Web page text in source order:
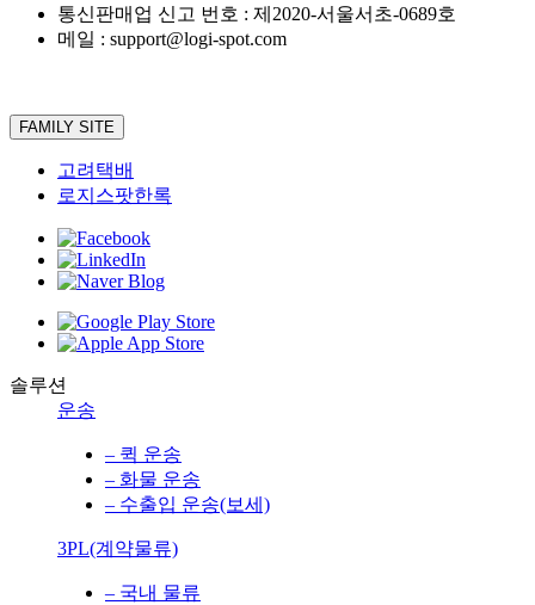
통신판매업 신고 번호 : 제2020-서울서초-0689호
메일 : support@logi-spot.com
FAMILY SITE
고려택배
로지스팟한록
솔루션
운송
– 퀵 운송
– 화물 운송
– 수출입 운송(보세)
3PL(계약물류)
– 국내 물류